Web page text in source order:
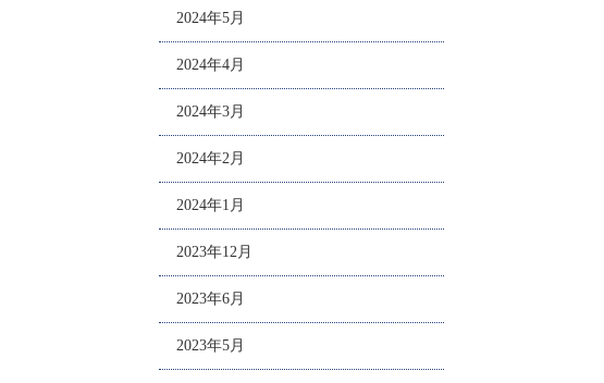
2024年5月
2024年4月
2024年3月
2024年2月
2024年1月
2023年12月
2023年6月
2023年5月